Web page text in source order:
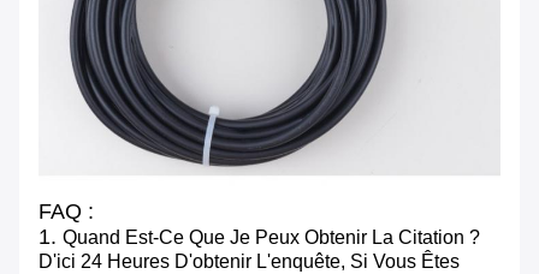
FAQ :
1. Quand Est-Ce Que Je Peux Obtenir La Citation ?
D'ici 24 Heures D'obtenir L'enquête, Si Vous Êtes